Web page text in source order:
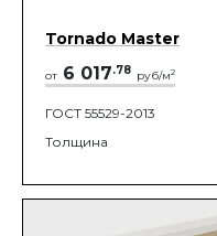
Tornado Master
от 6 017.78 руб/м2
ГОСТ 55529-2013
Толщина